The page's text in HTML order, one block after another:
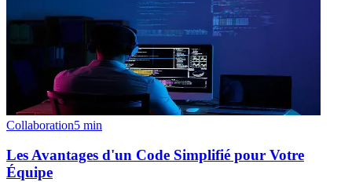
Collaboration5 min
Les Avantages d'un Code Simplifié pour Votre
Équipe